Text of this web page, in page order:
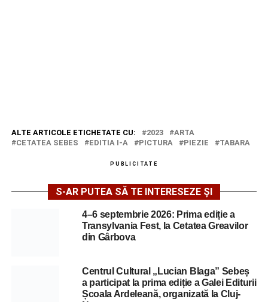
ALTE ARTICOLE ETICHETATE CU: 2023
ARTA
CETATEA SEBES
EDITIA I-A PICTURA PIEZIE TABARA
PUBLICITATE
S-AR PUTEA SĂ TE INTERESEZE ȘI
4–6 septembrie 2026: Prima ediție a
Transylvania Fest, la Cetatea Greavilor
din Gârbova
Centrul Cultural „Lucian Blaga” Sebeș
a participat la prima ediție a Galei Editurii
Școala Ardeleană, organizată la Cluj-